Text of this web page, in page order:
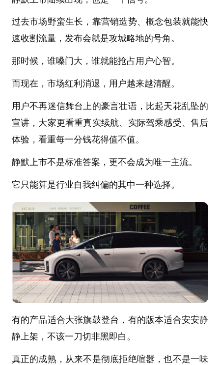
过去市场野蛮生长，靠营销造势、概念包装就能快
速收割流量，发布会就是攻城略地的号角。
那时候，谁嗓门大，谁就能抢占用户心智。
而现在，市场红利消退，用户越来越清醒。
用户不再迷信舞台上的豪言壮语，比起天花乱坠的
宣讲，大家更看重真实续航、实际驾乘感受、售后
体验，看重每一分钱花得值不值。
静默上市不是标准答案，更不会成为唯一主流。
它只能算是行业自我纠偏的其中一种选择。
有的产品适合大张旗鼓登台，有的版本适合安安静
静上架，不该一刀切非黑即白。
真正的成熟，从来不是彻底拒绝喧嚣，也不是一味